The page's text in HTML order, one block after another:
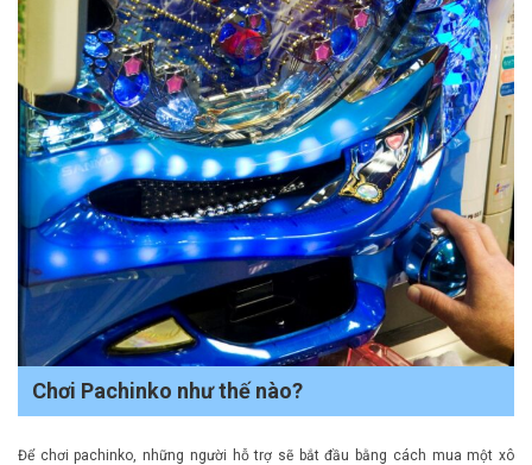
Chơi Pachinko như thế nào?
Để chơi pachinko, những người hỗ trợ sẽ bắt đầu bằng cách mua một xô